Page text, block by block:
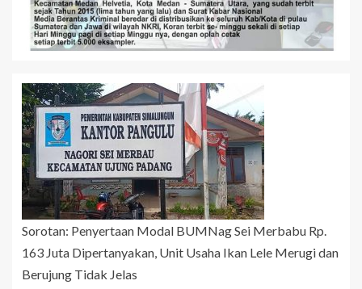
Sorotan: Penyertaan Modal BUMNag Sei Merbabu Rp.
163 Juta Dipertanyakan, Unit Usaha Ikan Lele Merugi dan
Berujung Tidak Jelas